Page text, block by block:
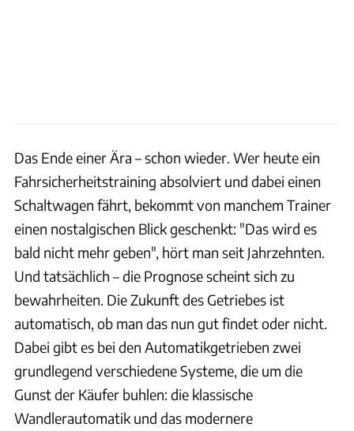
Das Ende einer Ära – schon wieder. Wer heute ein
Fahrsicherheitstraining absolviert und dabei einen
Schaltwagen fährt, bekommt von manchem Trainer
einen nostalgischen Blick geschenkt: "Das wird es
bald nicht mehr geben", hört man seit Jahrzehnten.
Und tatsächlich – die Prognose scheint sich zu
bewahrheiten. Die Zukunft des Getriebes ist
automatisch, ob man das nun gut findet oder nicht.
Dabei gibt es bei den Automatikgetrieben zwei
grundlegend verschiedene Systeme, die um die
Gunst der Käufer buhlen: die klassische
Wandlerautomatik und das modernere